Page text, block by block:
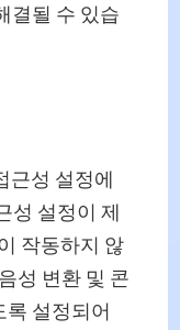
결될 수 있습
근성 설정에
성 설정이 제
작동하지 않
성 변환 및 콘
설정되어